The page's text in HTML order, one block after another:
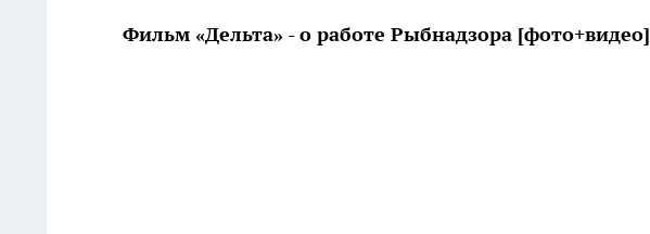
Фильм «Дельта» - о работе Рыбнадзора [фото+видео]